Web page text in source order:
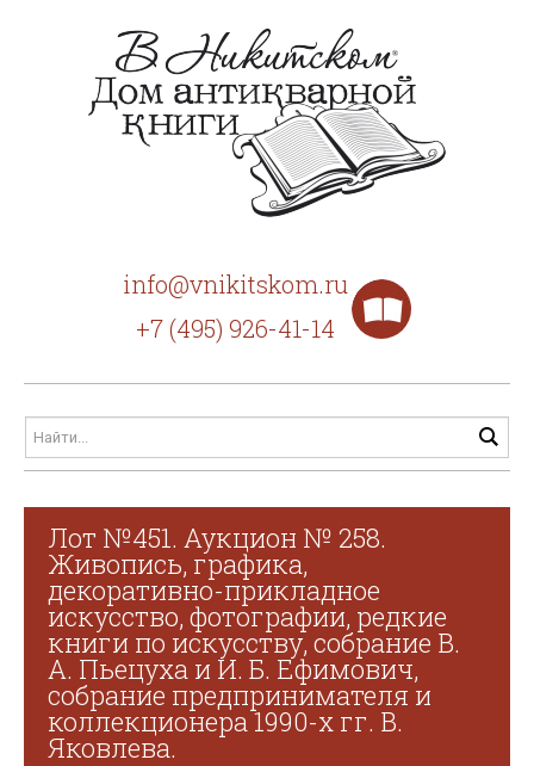
info@vnikitskom.ru
+7 (495) 926-41-14
Лот №451. Аукцион № 258.
Живопись, графика,
декоративно-прикладное
искусство, фотографии, редкие
книги по искусству, собрание В.
А. Пьецуха и И. Б. Ефимович,
собрание предпринимателя и
коллекционера 1990-х гг. В.
Яковлева.